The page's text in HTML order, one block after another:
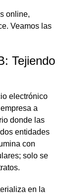
online,
Veamos las
Tejiendo
electrónico
a
donde las
entidades
con
solo se
en la